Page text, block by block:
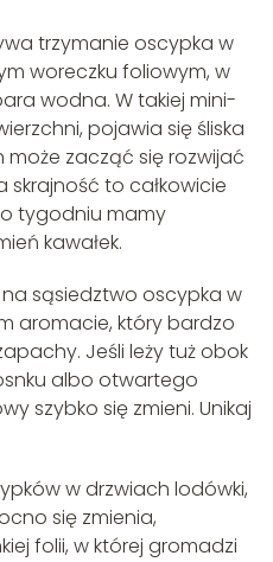
trzymanie oscypka w
woreczku foliowym, w
wodna. W takiej mini-
pojawia się śliska
zacząć się rozwijać
to całkowicie
tygodniu mamy
kawałek.
sąsiedztwo oscypka w
aromacie, który bardzo
Jeśli leży tuż obok
albo otwartego
szybko się zmieni. Unikaj
w drzwiach lodówki,
się zmienia,
folii, w której gromadzi